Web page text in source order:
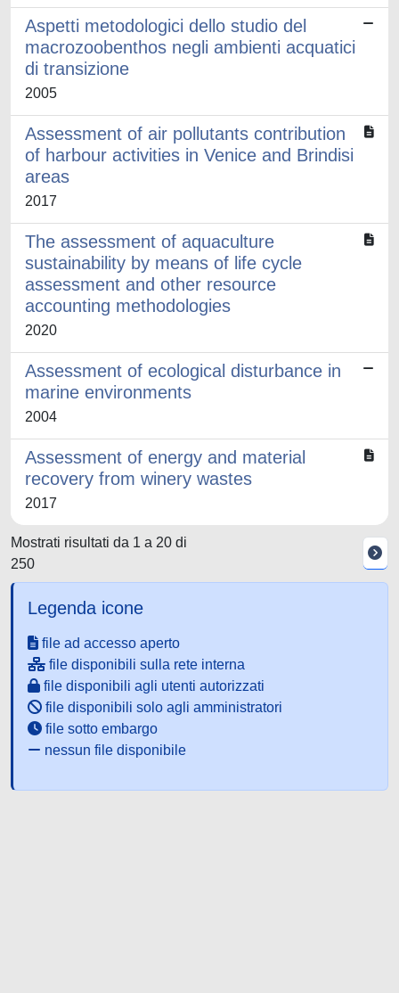
Aspetti metodologici dello studio del
macrozoobenthos negli ambienti acquatici
di transizione
2005
Assessment of air pollutants contribution
of harbour activities in Venice and Brindisi
areas
2017
The assessment of aquaculture
sustainability by means of life cycle
assessment and other resource
accounting methodologies
2020
Assessment of ecological disturbance in
marine environments
2004
Assessment of energy and material
recovery from winery wastes
2017
Mostrati risultati da 1 a 20 di
250
Legenda icone
file ad accesso aperto
file disponibili sulla rete interna
file disponibili agli utenti autorizzati
file disponibili solo agli amministratori
file sotto embargo
nessun file disponibile